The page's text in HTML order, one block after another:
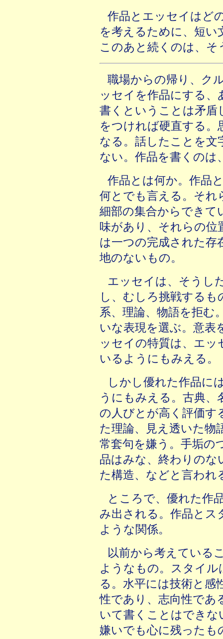
作品とエッセイはど
を考えるために、短
このあと続くのは、そ
職場からの帰り、ク
ッセイを作品にする
書くということは矛
をつければ硬直する
なる。話したことを
ない。作品を書くのは
作品とは何か。作品
何とでも言える。それ
細部の集合からできて
味があり、それらの位
は一つの完成された存
地のないもの。
エッセイは、そうし
し、むしろ挑戦する
系、理論、物語を拒む
いな表現を選ぶ。意表
ッセイの特質は、エ
いるようにもみえる。
しかし優れた作品に
うにもみえる。古典、
の人びとが高く評価す
た理論、見え透いた物
常套句を嫌う。手垢の
品はみな、終わりのな
た構造、などと言われ
ところで、優れた作
み出される。作品とス
ような関係。
以前から考えている
ようなもの。スタイ
る。水平には技術と感
性であり、志向性であ
いて書くことはでき
嫌いでも心に残ったも